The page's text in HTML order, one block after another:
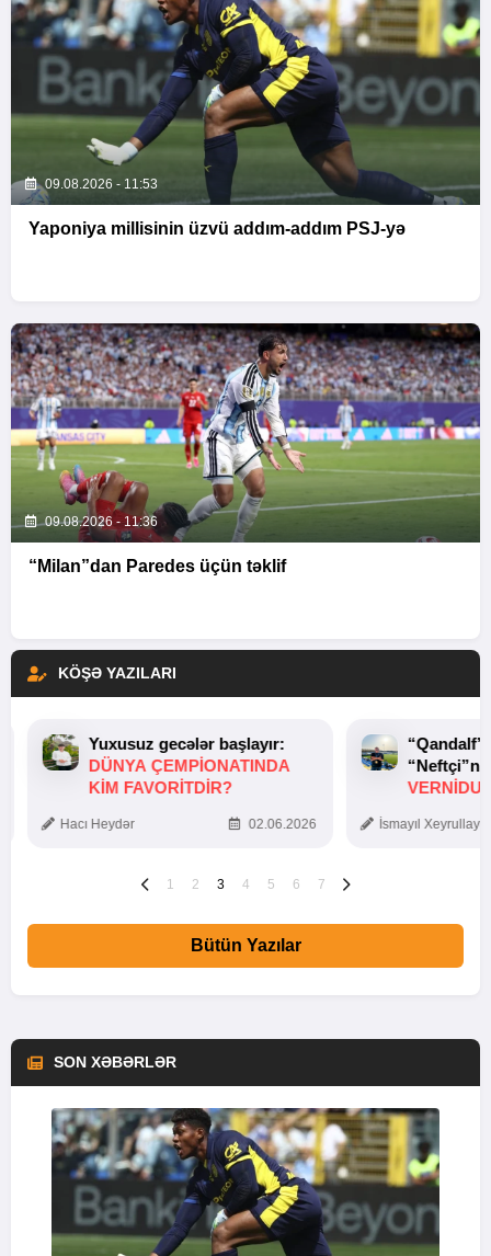
09.08.2026 - 11:53
Yaponiya millisinin üzvü addım-addım PSJ-yə
09.08.2026 - 11:36
“Milan”dan Paredes üçün təklif
KÖŞƏ YAZILARI
Yuxusuz gecələr başlayır:
DÜNYA ÇEMPIONATINDA
KIM FAVORITDIR?
Hacı Heydər 02.06.2026 İsmayıl
1 2 3 4 5 6 7
Bütün Yazılar
SON XƏBƏRLƏR